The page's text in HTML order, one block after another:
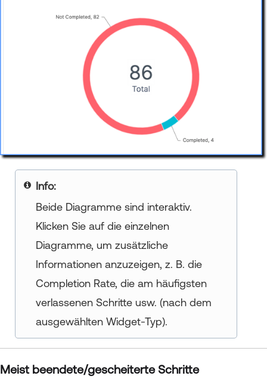
your title goes here
Beide Diagramme sind interaktiv.
Klicken Sie auf die einzelnen
Diagramme, um zusätzliche
Informationen anzuzeigen, z. B. die
Completion Rate, die am häufigsten
verlassenen Schritte usw. (nach dem
ausgewählten Widget-Typ).
Meist beendete/gescheiterte Schritte